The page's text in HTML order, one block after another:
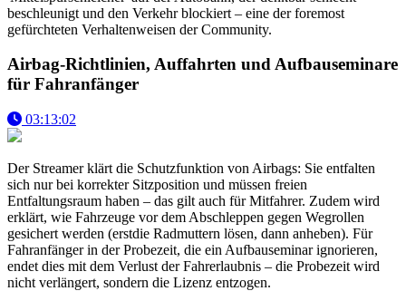
beschleunigt und den Verkehr blockiert – eine der foremost
gefürchteten Verhaltenweisen der Community.
Airbag-Richtlinien, Auffahrten und Aufbauseminare
für Fahranfänger
03:13:02
Der Streamer klärt die Schutzfunktion von Airbags: Sie entfalten
sich nur bei korrekter Sitzposition und müssen freien
Entfaltungsraum haben – das gilt auch für Mitfahrer. Zudem wird
erklärt, wie Fahrzeuge vor dem Abschleppen gegen Wegrollen
gesichert werden (erstdie Radmuttern lösen, dann anheben). Für
Fahranfänger in der Probezeit, die ein Aufbauseminar ignorieren,
endet dies mit dem Verlust der Fahrerlaubnis – die Probezeit wird
nicht verlängert, sondern die Lizenz entzogen.